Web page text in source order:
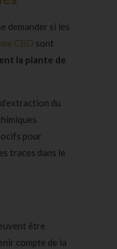
demander si les
CBD sont
la plante de
du
pour
traces dans le
être
compte de la